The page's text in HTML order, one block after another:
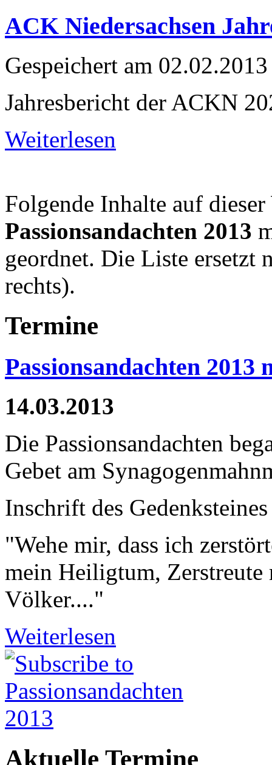
ACK Niedersachsen
Gespeichert am 02.02.2013
Jahresbericht der ACKN
Weiterlesen
Folgende Inhalte auf
Passionsandachten 2013
geordnet. Die Liste ersetzt
rechts).
Termine
Passionsandachten
14.03.2013
Die Passionsandachten
Gebet am
Inschrift des
"Wehe mir, dass ich
mein Heiligtum,
Völker...."
Weiterlesen
Aktuelle Termine